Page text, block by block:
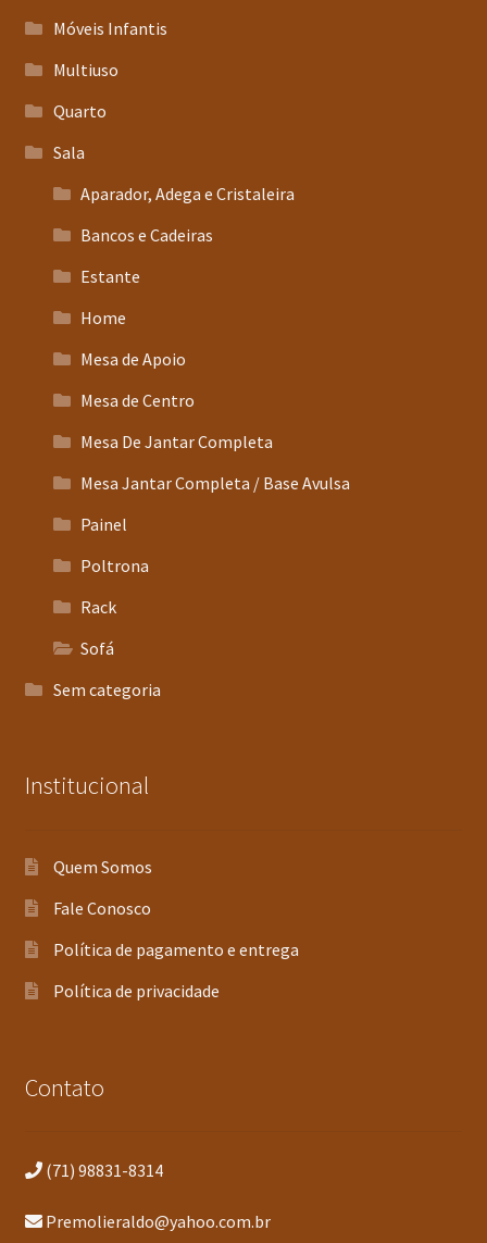
Móveis Infantis
Multiuso
Quarto
Sala
Aparador, Adega e Cristaleira
Bancos e Cadeiras
Estante
Home
Mesa de Apoio
Mesa de Centro
Mesa De Jantar Completa
Mesa Jantar Completa / Base Avulsa
Painel
Poltrona
Rack
Sofá
Sem categoria
Institucional
Quem Somos
Fale Conosco
Política de pagamento e entrega
Política de privacidade
Contato
(71) 98831-8314
Premolieraldo@yahoo.com.br